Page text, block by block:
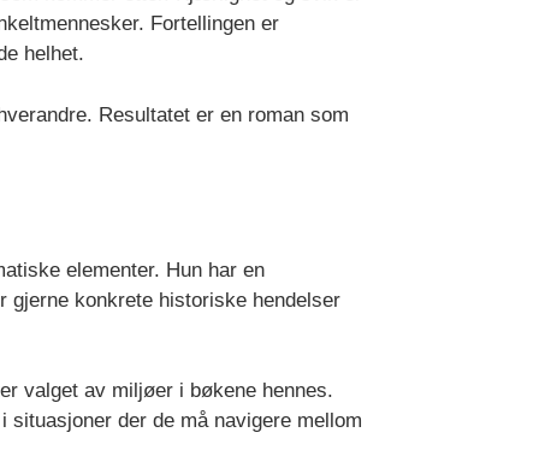
Fortellingen er
helhet.
Resultatet er en roman som
elementer. Hun har en
konkrete historiske hendelser
valget av miljøer i bøkene hennes.
der de må navigere mellom